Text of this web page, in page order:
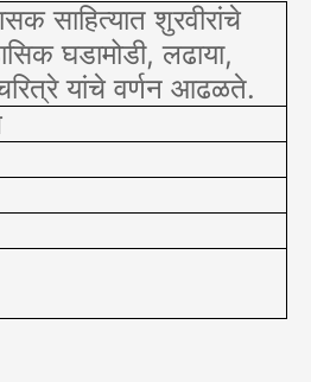
साहित्यात शुरवीरांचे
घडामोडी, लढाया,
यांचे वर्णन आढळते.